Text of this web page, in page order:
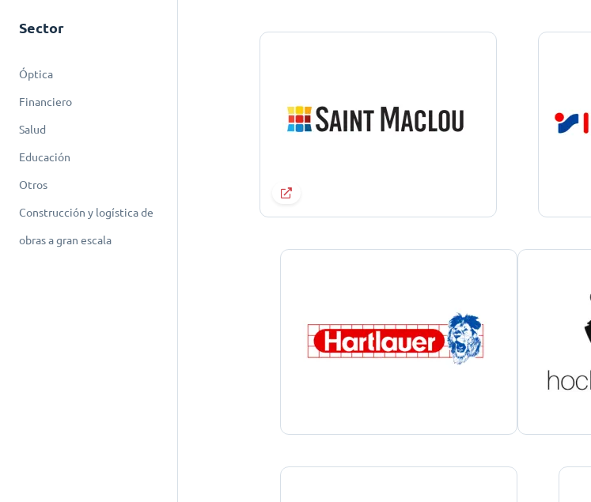
Sector
Óptica
Financiero
Salud
Educación
Otros
Construcción y logística de
obras a gran escala